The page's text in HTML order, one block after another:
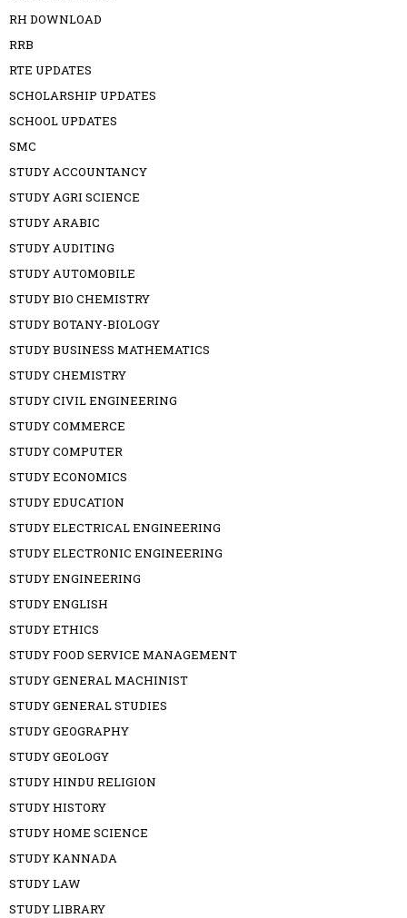
RH DOWNLOAD
RRB
RTE UPDATES
SCHOLARSHIP UPDATES
SCHOOL UPDATES
SMC
STUDY ACCOUNTANCY
STUDY AGRI SCIENCE
STUDY ARABIC
STUDY AUDITING
STUDY AUTOMOBILE
STUDY BIO CHEMISTRY
STUDY BOTANY-BIOLOGY
STUDY BUSINESS MATHEMATICS
STUDY CHEMISTRY
STUDY CIVIL ENGINEERING
STUDY COMMERCE
STUDY COMPUTER
STUDY ECONOMICS
STUDY EDUCATION
STUDY ELECTRICAL ENGINEERING
STUDY ELECTRONIC ENGINEERING
STUDY ENGINEERING
STUDY ENGLISH
STUDY ETHICS
STUDY FOOD SERVICE MANAGEMENT
STUDY GENERAL MACHINIST
STUDY GENERAL STUDIES
STUDY GEOGRAPHY
STUDY GEOLOGY
STUDY HINDU RELIGION
STUDY HISTORY
STUDY HOME SCIENCE
STUDY KANNADA
STUDY LAW
STUDY LIBRARY